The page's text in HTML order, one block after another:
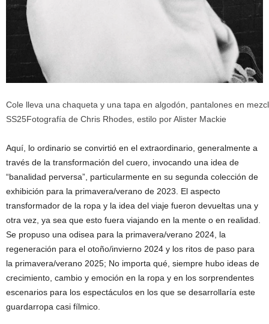
Cole lleva una chaqueta y una tapa en algodón, pantalones en
SS25Fotografía de Chris Rhodes, estilo porAlister Mackie
Aquí, lo ordinario se convirtió en el extraordinario, generalmente a
través de la transformación del cuero, invocando una idea de
“banalidad perversa”, particularmente en su segunda colección de
exhibición para la primavera/verano de 2023. El aspecto
transformador de la ropa y la idea del viaje fueron devueltas una y
otra vez, ya sea que esto fuera viajando en la mente o en realidad.
Se propuso una odisea para la primavera/verano 2024, la
regeneración para el otoño/invierno 2024 y los ritos de paso para
la primavera/verano 2025; No importa qué, siempre hubo ideas de
crecimiento, cambio y emoción en la ropa y en los sorprendentes
escenarios para los espectáculos en los que se desarrollaría este
guardarropa casi fílmico.